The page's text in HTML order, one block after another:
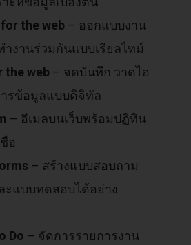
the web – ออกแบบงาน
ำงานร่วมกันแบบเรียลไทม์
the web – จดบันทึก วาดไอ
รข้อมูลแบบดิจิทัล
– อีเมลบนเว็บพร้อมปฏิทิน
อ
– สร้างแบบสอบถาม
ะแบบทดสอบได้อย่าง
Do – จัดการรายการงาน